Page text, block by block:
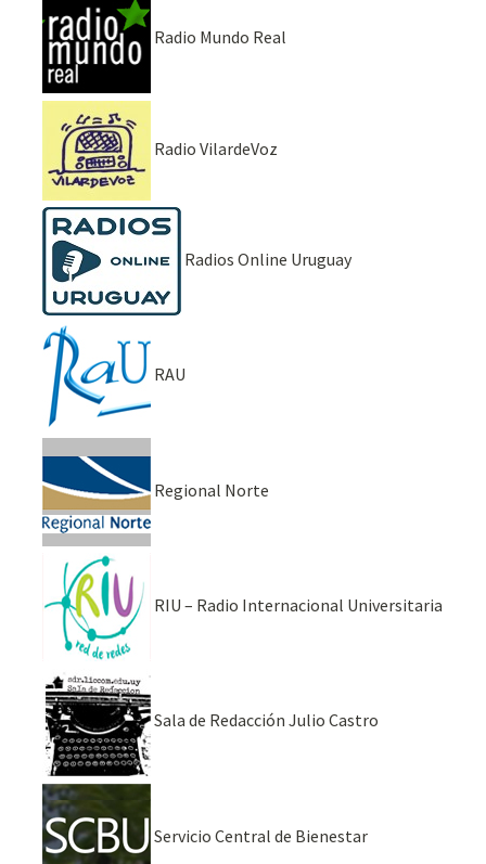
Radio Mundo Real
Radio VilardeVoz
Radios Online Uruguay
RAU
Regional Norte
RIU – Radio Internacional Universitaria
Sala de Redacción Julio Castro
Servicio Central de Bienestar